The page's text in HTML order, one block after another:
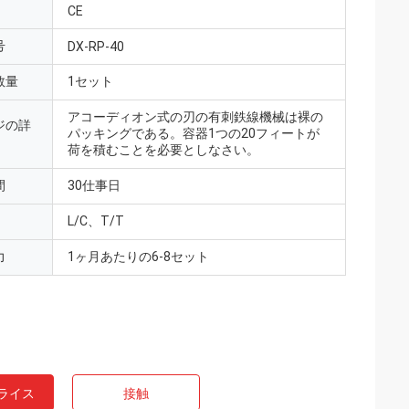
CE
DX-RP-40
量 1セット
の詳
アコーディオン式の刃の有刺鉄線機械は裸の
パッキングである。容器1つの20フィートが
荷を積むことを必要としなさい。
30仕事日
L/C、T/T
1ヶ月あたりの6-8セット
イス 接触